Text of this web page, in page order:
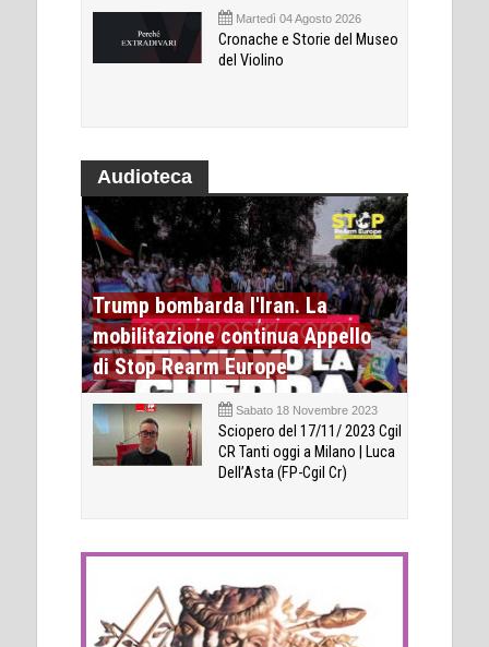
Martedì 04 Agosto 2026
Cronache e Storie del Museo
del Violino
Audioteca
Trump bombarda l'Iran. La
mobilitazione continua Appello
di Stop Rearm Europe
Sabato 18 Novembre 2023
Sciopero del 17/11/ 2023 Cgil
CR Tanti oggi a Milano | Luca
Dell’Asta (FP-Cgil Cr)